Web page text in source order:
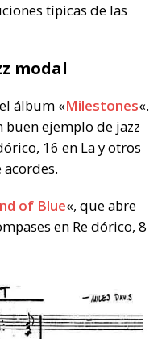
típicas de las
modal
álbum «Milestones«.
buen ejemplo de jazz
16 en La y otros
acordes.
of Blue«, que abre
en Re dórico, 8